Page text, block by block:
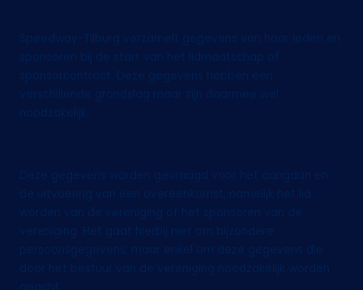
Speedway-Tilburg verzamelt gegevens van haar leden en
sponsoren bij de start van het lidmaatschap of
sponsorcontract. Deze gegevens hebben een
verschillende grondslag maar zijn daarmee wel
noodzakelijk.
Deze gegevens worden gevraagd voor het aangaan en
de uitvoering van een overeenkomst, namelijk het lid
worden van de vereniging of het sponsoren van de
vereniging. Het gaat hierbij niet om bijzondere
persoonsgegevens, maar enkel om deze gegevens die
door het bestuur van de vereniging noodzakelijk worden